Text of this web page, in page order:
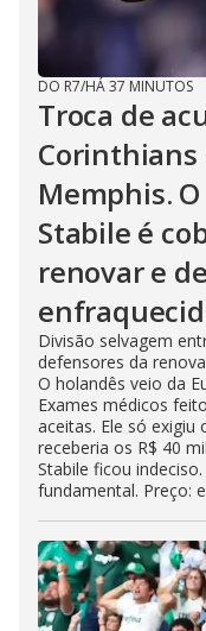
DO R7/HÁ 37 MINUTOS
Troca de
Corinthians
Memphis.
Stabile é
renovar e
Divisão selvagem
defensores da
O holandês veio da
Exames médicos
aceitas. Ele só exigiu
receberia os R$ 40
Stabile ficou
fundamental. Preço: